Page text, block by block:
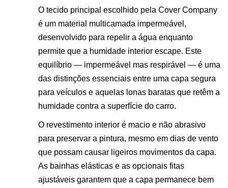
O tecido principal escolhido pela Cover Company
é um material multicamada impermeável,
desenvolvido para repelir a água enquanto
permite que a humidade interior escape. Este
equilíbrio — impermeável mas respirável — é uma
das distinções essenciais entre uma capa segura
para veículos e aquelas lonas baratas que retêm a
humidade contra a superfície do carro.
O revestimento interior é macio e não abrasivo
para preservar a pintura, mesmo em dias de vento
que possam causar ligeiros movimentos da capa.
As bainhas elásticas e as opcionais fitas
ajustáveis garantem que a capa permanece bem